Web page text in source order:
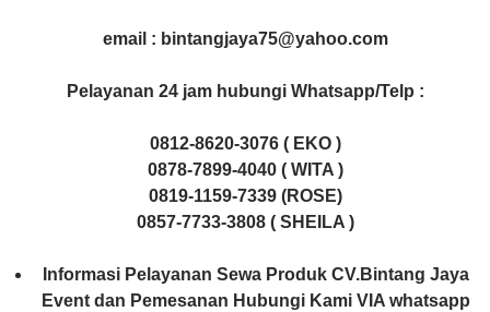
email : bintangjaya75@yahoo.com
Pelayanan 24 jam hubungi Whatsapp/Telp :
0812-8620-3076 ( EKO )
0878-7899-4040 ( WITA )
0819-1159-7339 (ROSE)
0857-7733-3808 ( SHEILA )
Informasi Pelayanan Sewa Produk CV.Bintang Jaya
Event dan Pemesanan Hubungi Kami VIA whatsapp